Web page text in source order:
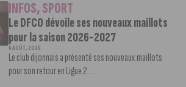
INFOS,SPORT
Le DFCO dévoile ses nouveaux maillots
pour la saison 2026-2027
6 AOÛT, 2026
Le club dijonnais a présenté ses nouveaux maillots
pour son retour en Ligue 2....